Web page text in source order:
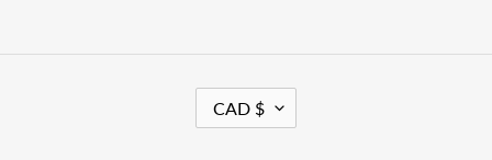
DCAD $